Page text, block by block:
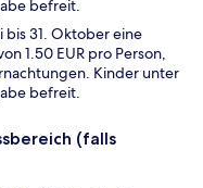
befreit.
bis 31. Oktober eine
1.50 EUR pro Person,
Kinder unter
befreit.
(falls